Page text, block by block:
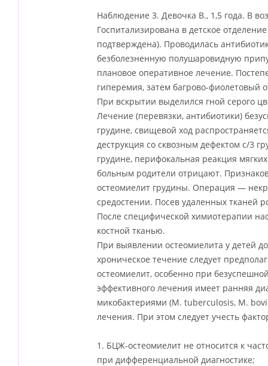
Наблюдение 3. Девочка В., 1,5 года. В
Госпитализирована в детское
подтверждена). Проводилась
безболезненную полушаровидную
плановое оперативное лечение.
гиперемия, затем багрово-фиолетовый
При вскрытии выделился гной серого
Лечение (перевязки, антибиотики)
грудине, свищевой ход
деструкция со сквозным дефектом с/3
грудине, перифокальная реакция
больным родители отрицают.
остеомиелит грудины. Операция —
средостении. Посев удаленных тканей
После специфической химиотерапии
костной тканью.
При выявлении остеомиелита у детей
хроническое течение следует
остеомиелит, особенно при
эффективного лечения имеет ранняя
микобактериями (M. tuberculosis, M.
лечения. При этом следует учесть
1. БЦЖ-остеомиелит не относится к
при дифференциальной диагностике;